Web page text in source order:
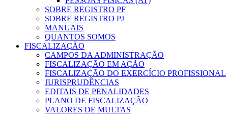
SOBRE REGISTRO PF
SOBRE REGISTRO PJ
MANUAIS
QUANTOS SOMOS
FISCALIZAÇÃO
CAMPOS DA ADMINISTRAÇÃO
FISCALIZAÇÃO EM AÇÃO
FISCALIZAÇÃO DO EXERCÍCIO PROFISSIONAL
JURISPRUDÊNCIAS
EDITAIS DE PENALIDADES
PLANO DE FISCALIZAÇÃO
VALORES DE MULTAS